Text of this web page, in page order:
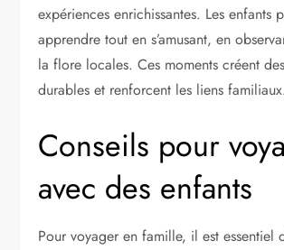
expériences enrichissantes. Les enfants
apprendre tout en s’amusant, en
la flore locales. Ces moments créent
durables et renforcent les liens
Conseils pour
avec des enfants
Pour voyager en famille, il est essentiel